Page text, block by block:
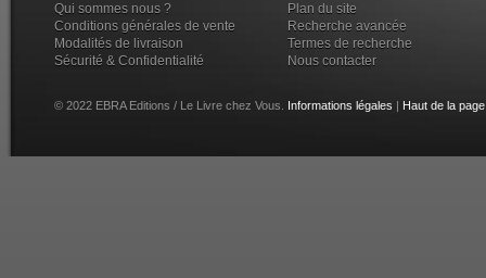
Qui sommes nous ?
Conditions générales de vente
Modalités de livraison
Sécurité & Confidentialité
Plan du site
Recherche avancée
Termes de recherche
Nous contacter
© 2022 EBRA Editions / Le Livre chez Vous. Informations légales Haut de la page